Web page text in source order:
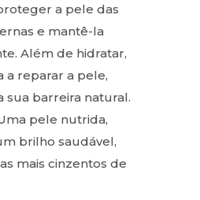
a pele das
e mantê-la
Além de hidratar,
a reparar a pele,
sua barreira natural.
pele nutrida,
brilho saudável,
mais cinzentos de